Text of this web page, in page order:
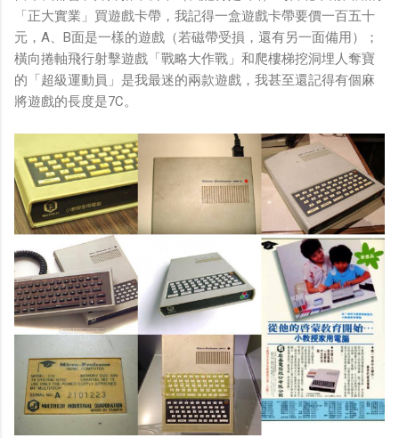
「正大實業」買遊戲卡帶，我記得一盒遊戲卡帶要價一百五十
元，A、B面是一樣的遊戲（若磁帶受損，還有另一面備用）；
橫向捲軸飛行射擊遊戲「戰略大作戰」和爬樓梯挖洞埋人奪寶
的「超級運動員」是我最迷的兩款遊戲，我甚至還記得有個麻
將遊戲的長度是7C。